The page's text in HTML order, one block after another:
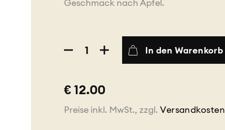
Geschmack nach Apfel.
200g
In den Warenkorb
€ 12.00
Preise inkl. MwSt., zzgl.Versandkosten